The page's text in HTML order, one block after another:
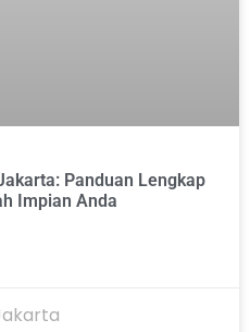
Panduan Lengkap
Impian Anda